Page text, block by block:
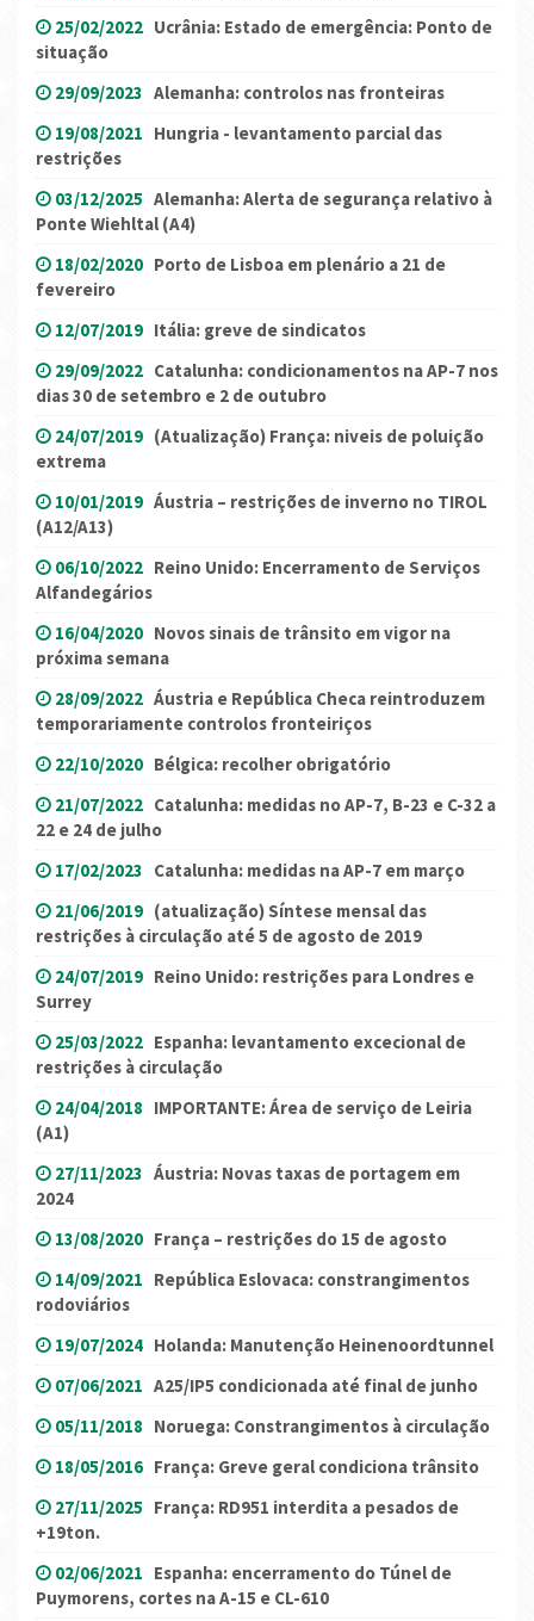
25/02/2022 Ucrânia: Estado de emergência: Ponto de
situação
29/09/2023 Alemanha: controlos nas fronteiras
19/08/2021 Hungria - levantamento parcial das
restrições
03/12/2025 Alemanha: Alerta de segurança relativo à
Ponte Wiehltal (A4)
18/02/2020 Porto de Lisboa em plenário a 21 de
fevereiro
12/07/2019 Itália: greve de sindicatos
29/09/2022 Catalunha: condicionamentos na AP-7 nos
dias 30 de setembro e 2 de outubro
24/07/2019 (Atualização) França: niveis de poluição
extrema
10/01/2019 Áustria – restrições de inverno no TIROL
(A12/A13)
06/10/2022 Reino Unido: Encerramento de Serviços
Alfandegários
16/04/2020 Novos sinais de trânsito em vigor na
próxima semana
28/09/2022 Áustria e República Checa reintroduzem
temporariamente controlos fronteiriços
22/10/2020 Bélgica: recolher obrigatório
21/07/2022 Catalunha: medidas no AP-7, B-23 e C-32 a
22 e 24 de julho
17/02/2023 Catalunha: medidas na AP-7 em março
21/06/2019 (atualização) Síntese mensal das
restrições à circulação até 5 de agosto de 2019
24/07/2019 Reino Unido: restrições para Londres e
Surrey
25/03/2022 Espanha: levantamento excecional de
restrições à circulação
24/04/2018 IMPORTANTE: Área de serviço de Leiria
(A1)
27/11/2023 Áustria: Novas taxas de portagem em
2024
13/08/2020 França – restrições do 15 de agosto
14/09/2021 República Eslovaca: constrangimentos
rodoviários
19/07/2024 Holanda: Manutenção Heinenoordtunnel
07/06/2021 A25/IP5 condicionada até final de junho
05/11/2018 Noruega: Constrangimentos à circulação
18/05/2016 França: Greve geral condiciona trânsito
27/11/2025 França: RD951 interdita a pesados de
+19ton.
02/06/2021 Espanha: encerramento do Túnel de
Puymorens, cortes na A-15 e CL-610